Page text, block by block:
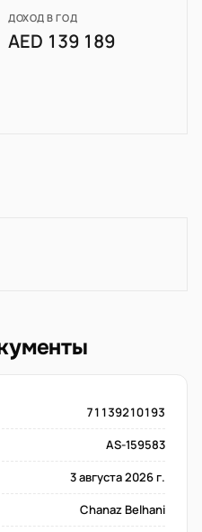
ДОХОД В ГОД
AED 139 189
71139210193
AS-159583
3 августа 2026 г.
Chanaz Belhani